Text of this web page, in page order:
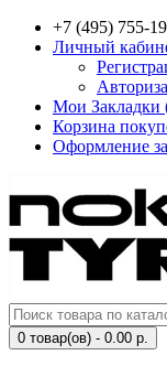
+7 (495) 755-
Личный
Мои Закладки
Корзина
Оформление
0 товар(ов) - 0.00 р.